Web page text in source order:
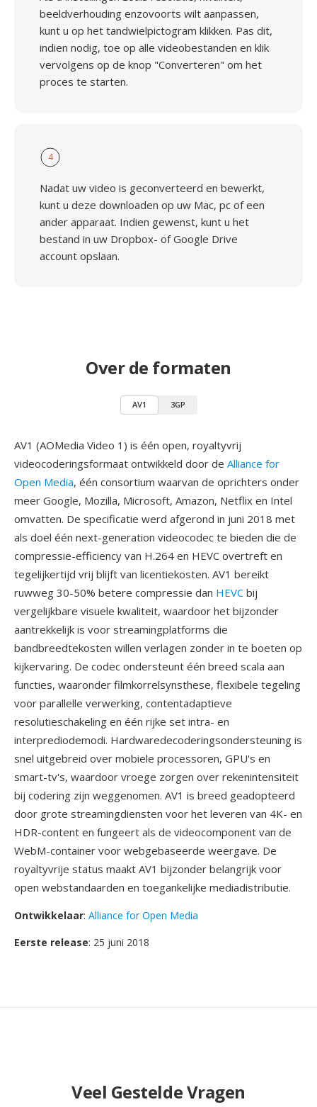
beeldverhouding enzovoorts wilt aanpassen,
kunt u op het tandwielpictogram klikken. Pas dit,
indien nodig, toe op alle videobestanden en klik
vervolgens op de knop "Converteren" om het
proces te starten.
4
Nadat uw video is geconverteerd en bewerkt,
kunt u deze downloaden op uw Mac, pc of een
ander apparaat. Indien gewenst, kunt u het
bestand in uw Dropbox- of Google Drive
account opslaan.
Over de formaten
AV1 3GP
AV1 (AOMedia Video 1) is één open, royaltyvrij
videocoderingsformaat ontwikkeld door de Alliance for
Open Media, één consortium waarvan de oprichters onder
meer Google, Mozilla, Microsoft, Amazon, Netflix en Intel
omvatten. De specificatie werd afgerond in juni 2018 met
als doel één next-generation videocodec te bieden die de
compressie-efficiency van H.264 en HEVC overtreft en
tegelijkertijd vrij blijft van licentiekosten. AV1 bereikt
ruwweg 30-50% betere compressie dan HEVC bij
vergelijkbare visuele kwaliteit, waardoor het bijzonder
aantrekkelijk is voor streamingplatforms die
bandbreedtekosten willen verlagen zonder in te boeten op
kijkervaring. De codec ondersteunt één breed scala aan
functies, waaronder filmkorrelsynsthese, flexibele tegeling
voor parallelle verwerking, contentadaptieve
resolutieschakeling en één rijke set intra- en
interprediodemodi. Hardwaredecoderingsondersteuning is
snel uitgebreid over mobiele processoren, GPU's en
smart-tv's, waardoor vroege zorgen over rekenintensiteit
bij codering zijn weggenomen. AV1 is breed geadopteerd
door grote streamingdiensten voor het leveren van 4K- en
HDR-content en fungeert als de videocomponent van de
WebM-container voor webgebaseerde weergave. De
royaltyvrije status maakt AV1 bijzonder belangrijk voor
open webstandaarden en toegankelijke mediadistributie.
Ontwikkelaar: Alliance for Open Media
Eerste release: 25 juni 2018
Veel Gestelde Vragen